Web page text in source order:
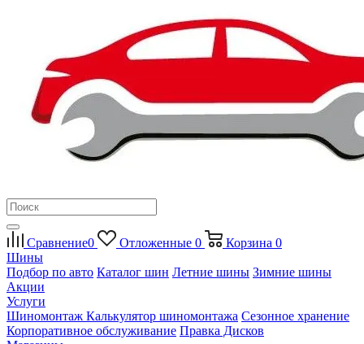
Сравнение0 Отложенные 0 Корзина 0
Шины
Подбор по авто Каталог шин Летние шины Зимние шины
Акции
Услуги
Шиномонтаж Калькулятор шиномонтажа Сезонное хранение
Корпоративное обслуживание Правка Дисков